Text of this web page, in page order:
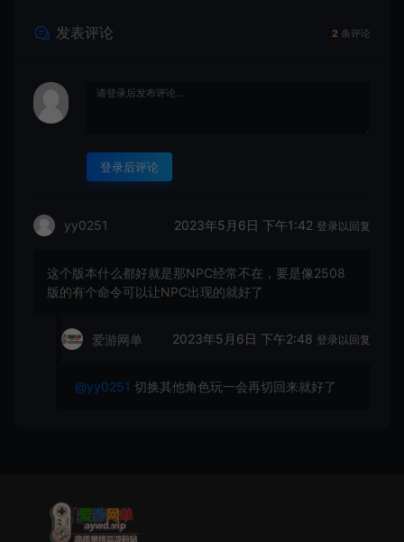
发表评论 2 条评论
登录后评论
yy0251 2023年5月6日 下午1:42 登录以回复
这个版本什么都好就是那NPC经常不在，要是像2508
版的有个命令可以让NPC出现的就好了
爱游网单 2023年5月6日 下午2:48 登录以回复
@yy0251 切换其他角色玩一会再切回来就好了